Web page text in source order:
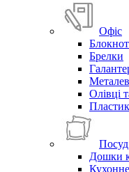
Офіс
Брелки
Олівці
Посуд
Дошки